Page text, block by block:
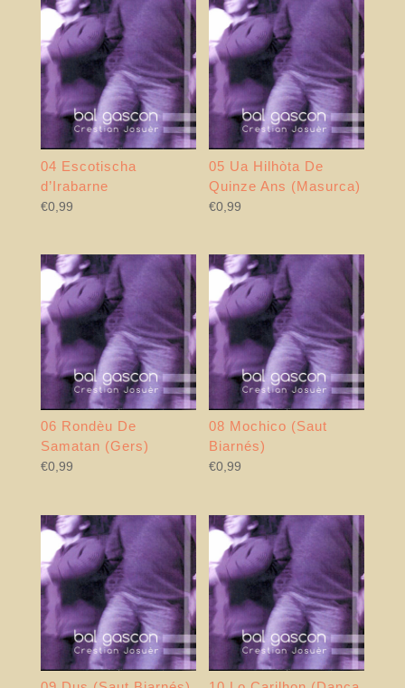
04 Escotischa
d’Irabarne
€0,99
05 Ua Hilhòta De
Quinze Ans (Masurca)
€0,99
06 Rondèu De
Samatan (Gers)
€0,99
08 Mochico (Saut
Biarnés)
€0,99